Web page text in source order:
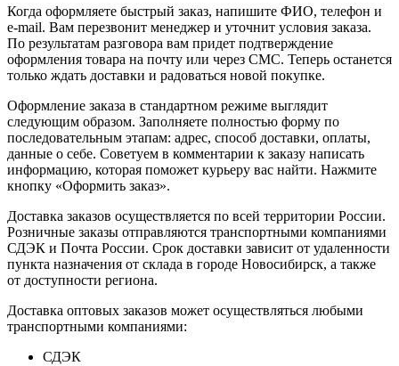
Когда оформляете быстрый заказ, напишите ФИО, телефон и
e-mail. Вам перезвонит менеджер и уточнит условия заказа.
По результатам разговора вам придет подтверждение
оформления товара на почту или через СМС. Теперь останется
только ждать доставки и радоваться новой покупке.
Оформление заказа в стандартном режиме выглядит
следующим образом. Заполняете полностью форму по
последовательным этапам: адрес, способ доставки, оплаты,
данные о себе. Советуем в комментарии к заказу написать
информацию, которая поможет курьеру вас найти. Нажмите
кнопку «Оформить заказ».
Доставка заказов осуществляется по всей территории России.
Розничные заказы отправляются транспортными компаниями
СДЭК и Почта России. Срок доставки зависит от удаленности
пункта назначения от склада в городе Новосибирск, а также
от доступности региона.
Доставка оптовых заказов может осуществляться любыми
транспортными компаниями:
СДЭК